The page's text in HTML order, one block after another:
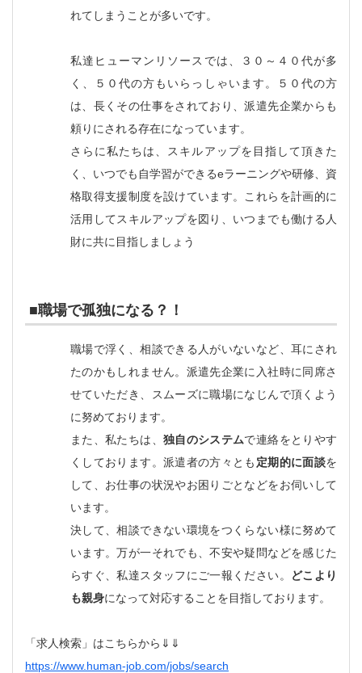
れてしまうことが多いです。
私達ヒューマンリソースでは、３０～４０代が多
く、５０代の方もいらっしゃいます。５０代の方
は、長くその仕事をされており、派遣先企業からも
頼りにされる存在になっています。
さらに私たちは、スキルアップを目指して頂きた
く、いつでも自学習ができるeラーニングや研修、資
格取得支援制度を設けています。これらを計画的に
活用してスキルアップを図り、いつまでも働ける人
財に共に目指しましょう
■職場で孤独になる？！
職場で浮く、相談できる人がいないなど、耳にされ
たのかもしれません。派遣先企業に入社時に同席さ
せていただき、スムーズに職場になじんで頂くよう
に努めております。
また、私たちは、 独自のシステムで連絡をとりやす
くしております。派遣者の方々とも 定期的に面談を
して、お仕事の状況やお困りごとなどをお伺いして
います。
決して、相談できない環境をつくらない様に努めて
います。万が一それでも、不安や疑問などを感じた
らすぐ、私達スタッフにご一報ください。
どこより
も親身になって対応することを目指しております。
「求人検索」はこちらから⇓⇓
https://www.human-job.com/jobs/search